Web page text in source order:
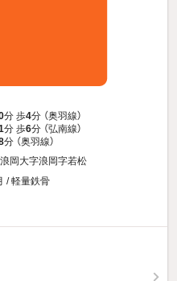
分 歩4分 （奥羽線）
分 歩6分 （弘南線）
分 （奥羽線）
岡大字浪岡字若松
/ 軽量鉄骨